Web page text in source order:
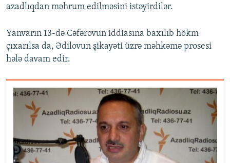
azadlıqdan məhrum edilməsini istəyirdilər.
Yanvarın 13-də Cəfərovun iddiasına baxılıb hökm
çıxarılsa da, Ədilovun şikayəti üzrə məhkəmə prosesi
hələ davam edir.